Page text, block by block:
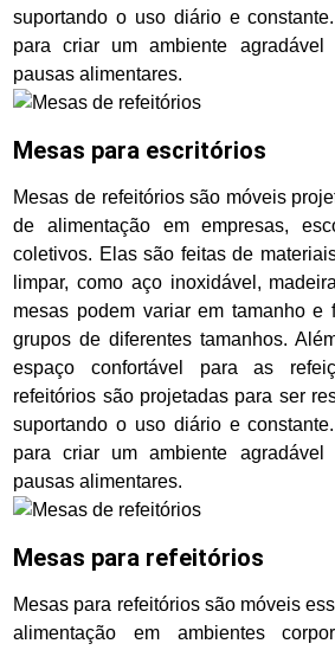
suportando o uso diário e
para criar um ambiente
pausas alimentares.
Mesas para escritórios
Mesas de refeitórios são móveis
de alimentação em empresas,
coletivos. Elas são feitas de
limpar, como aço inoxidável,
mesas podem variar em tamanho e
grupos de diferentes tamanhos.
espaço confortável para as
refeitórios são projetadas para ser
suportando o uso diário e
para criar um ambiente
pausas alimentares.
Mesas para refeitórios
Mesas para refeitórios são móveis
alimentação em ambientes